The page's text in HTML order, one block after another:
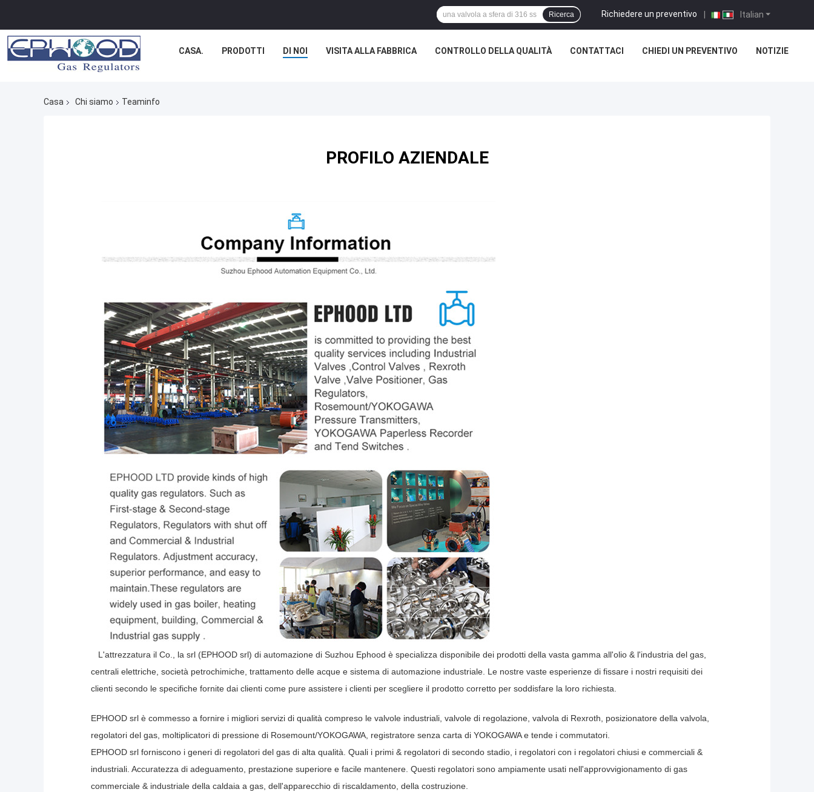
Italian
Richiedere un preventivo |
Ricerca
CASA. PRODOTTI DI NOI VISITA ALLA FABBRICA CONTROLLO DELLA QUALITÀ CONTATTACI CHIEDI UN PREVENTIVO NOTIZIE
Casa Chi siamo Teaminfo
PROFILO AZIENDALE
L'attrezzatura il Co., la srl (EPHOOD srl) di automazione di Suzhou Ephood è specializza disponibile dei prodotti della vasta gamma all'olio & l'industria del gas,
centrali elettriche, società petrochimiche, trattamento delle acque e sistema di automazione industriale. Le nostre vaste esperienze di fissare i nostri requisiti dei
clienti secondo le specifiche fornite dai clienti come pure assistere i clienti per scegliere il prodotto corretto per soddisfare la loro richiesta.
EPHOOD srl è commesso a fornire i migliori servizi di qualità compreso le valvole industriali, valvole di regolazione, valvola di Rexroth, posizionatore della valvola,
regolatori del gas, moltiplicatori di pressione di Rosemount/YOKOGAWA, registratore senza carta di YOKOGAWA e tende i commutatori.
EPHOOD srl forniscono i generi di regolatori del gas di alta qualità. Quali i primi & regolatori di secondo stadio, i regolatori con i regolatori chiusi e commerciali &
industriali. Accuratezza di adeguamento, prestazione superiore e facile mantenere. Questi regolatori sono ampiamente usati nell'approvvigionamento di gas
commerciale & industriale della caldaia a gas, dell'apparecchio di riscaldamento, della costruzione.